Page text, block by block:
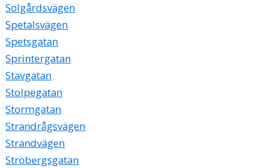
Solgårdsvägen
Spetalsvägen
Spetsgatan
Sprintergatan
Stavgatan
Stolpegatan
Stormgatan
Strandrågsvägen
Strandvägen
Ströbergsgatan